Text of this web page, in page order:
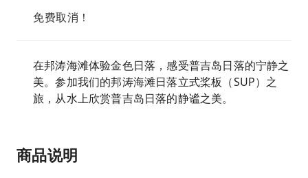
免费取消！
在邦涛海滩体验金色日落，感受普吉岛日落的宁静之
美。参加我们的邦涛海滩日落立式桨板（SUP）之
旅，从水上欣赏普吉岛日落的静谧之美。
商品说明